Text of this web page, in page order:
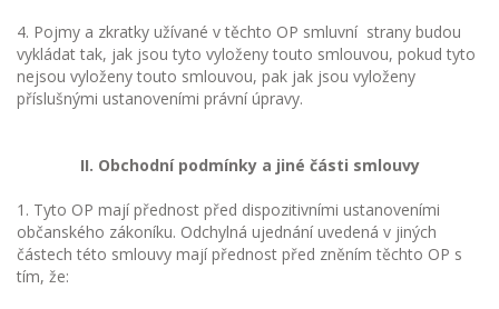
4. Pojmy a zkratky užívané v těchto OP smluvní strany budou
vykládat tak, jak jsou tyto vyloženy touto smlouvou, pokud tyto
nejsou vyloženy touto smlouvou, pak jak jsou vyloženy
příslušnými ustanoveními právní úpravy.
II. Obchodní podmínky a jiné části smlouvy
1. Tyto OP mají přednost před dispozitivními ustanoveními
občanského zákoníku. Odchylná ujednání uvedená v jiných
částech této smlouvy mají přednost před zněním těchto OP s
tím, že: